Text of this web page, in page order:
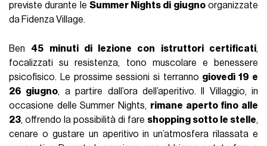
previste durante le Summer Nights di giugnoorganizzate
da Fidenza Village.
Ben 45 minuti di lezione con istruttori certificati,
focalizzati su resistenza, tono muscolare e benessere
psicofisico. Le prossime sessioni si terranno giovedì 19 e
26 giugno, a partire dall’ora dell’aperitivo. Il Villaggio, in
occasione delle Summer Nights, rimane aperto fino alle
23, offrendo la possibilità di fare shopping sotto le stelle,
cenare o gustare un aperitivo in un’atmosfera rilassata e